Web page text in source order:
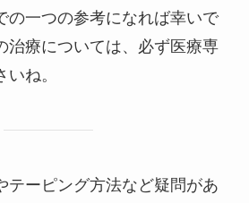
の一つの参考になれば幸いで
治療については、必ず医療専
ね。
テーピング方法など疑問があ